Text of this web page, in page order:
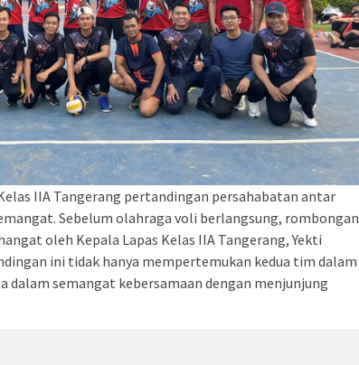
IIA Tangerang pertandingan persahabatan antar
Sebelum olahraga voli berlangsung, rombongan
oleh Kepala Lapas Kelas IIA Tangerang, Yekti
ini tidak hanya mempertemukan kedua tim dalam
semangat kebersamaan dengan menjunjung